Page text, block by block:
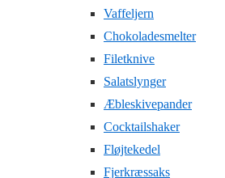
Vaffeljern
Chokoladesmelter
Filetknive
Salatslynger
Æbleskivepander
Cocktailshaker
Fløjtekedel
Fjerkræssaks